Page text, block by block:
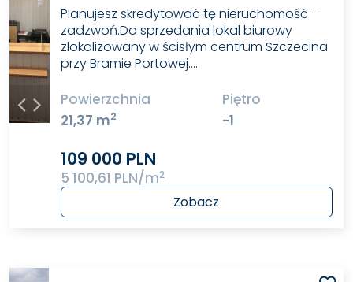
Planujesz skredytować tę nieruchomość –
zadzwoń.Do sprzedania lokal biurowy
zlokalizowany w ścisłym centrum Szczecina
przy Bramie Portowej.…
Powierzchnia
21,37 m2
Piętro
-1
109 000 PLN
5 100,61 PLN/m2
Zobacz